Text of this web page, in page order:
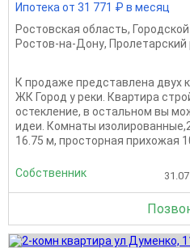
Ипотека от 31 771 ₽ в месяц
Ростовская область,
Ростов-на-Дону, Пролетарский
К продаже представлена двух
ЖК Город у реки. Квартира
остекление, в остальном вы
идеи. Комнаты
16.75 м, просторная прихожая
Собственник 31.07